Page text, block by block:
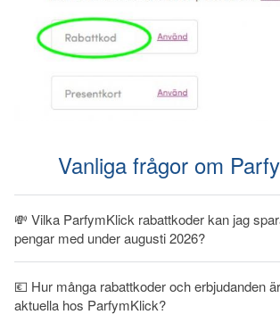
Vanliga frågor om
💸 Vilka ParfymKlick rabattkoder kan jag
pengar med under augusti 2026?
💶 Hur många rabattkoder och erbjudanden är
aktuella hos ParfymKlick?